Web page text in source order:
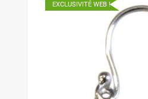
EXCLUSIVITÉ WEB !